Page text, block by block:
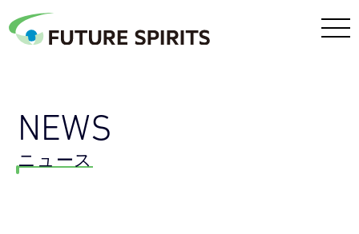
NEWS
ニュース